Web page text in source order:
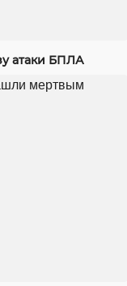
атаки БПЛА